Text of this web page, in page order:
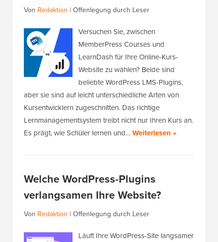
Von Redaktion | Offenlegung durch Leser
Versuchen Sie, zwischen
MemberPress Courses und
LearnDash für Ihre Online-Kurs-
Website zu wählen? Beide sind
beliebte WordPress LMS-Plugins,
aber sie sind auf leicht unterschiedliche Arten von
Kursentwicklern zugeschnitten. Das richtige
Lernmanagementsystem treibt nicht nur Ihren Kurs an.
Es prägt, wie Schüler lernen und…Weiterlesen »
Welche WordPress-Plugins
verlangsamen Ihre Website?
Von Redaktion | Offenlegung durch Leser
Läuft Ihre WordPress-Site langsamer